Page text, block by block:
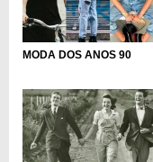
MODA DOS ANOS 90